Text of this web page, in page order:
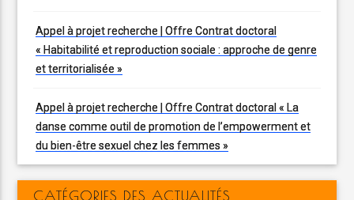
Appel à projet recherche | Offre Contrat doctoral
« Habitabilité et reproduction sociale : approche de genre
et territorialisée »
Appel à projet recherche | Offre Contrat doctoral « La
danse comme outil de promotion de l’empowerment et
du bien-être sexuel chez les femmes »
CATÉGORIES DES ACTUALITÉS